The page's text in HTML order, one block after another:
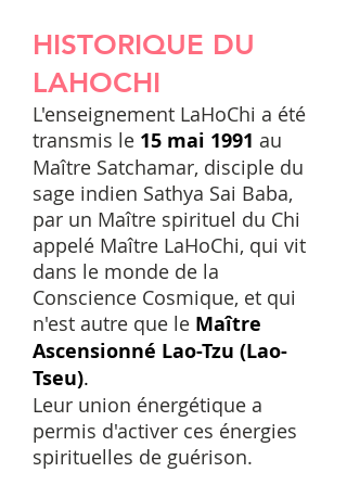
HISTORIQUE DU
LAHOCHI
L'enseignement LaHoChi a été
transmis le 15 mai 1991 au
Maître Satchamar, disciple du
sage indien Sathya Sai Baba,
par un Maître spirituel du Chi
appelé Maître LaHoChi, qui vit
dans le monde de la
Conscience Cosmique, et qui
n'est autre que le Maître
Ascensionné Lao-Tzu (Lao-
Tseu).
Leur union énergétique a
permis d'activer ces énergies
spirituelles de guérison.